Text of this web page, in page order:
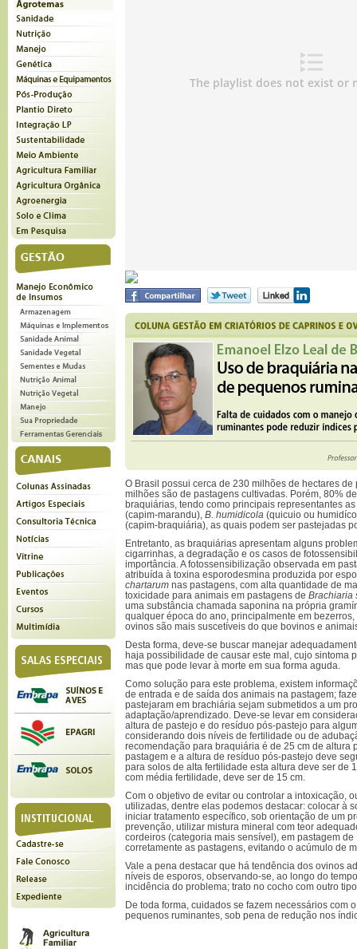
O Brasil possui cerca de 230 milhões de hectares
milhões são de pastagens cultivadas. Porém, 80%
braquiárias, tendo como principais representantes as
(capim-marandu), B. humidicola (quicuio ou
(capim-braquiária), as quais podem ser pastejadas
Entretanto, as braquiárias apresentam alguns
cigarrinhas, a degradação e os casos de
importância. A fotossensibilização observada em
atribuída à toxina esporodesmina produzida por
chartarum nas pastagens, com alta quantidade de
toxicidade para animais em pastagens de Brachiaria
uma substância chamada saponina na própria
qualquer época do ano, principalmente em
ovinos são mais suscetíveis do que bovinos e
Desta forma, deve-se buscar manejar
haja possibilidade de causar este mal, cujo sintoma
mas que pode levar à morte em sua forma aguda.
Como solução para este problema, existem
de entrada e de saída dos animais na pastagem;
pastejaram em brachiária sejam submetidos a um
adaptação/aprendizado. Deve-se levar em
altura de pastejo e do resíduo pós-pastejo para
considerando dois níveis de fertilidade ou de
recomendação para braquiária é de 25 cm de altura
pastagem e a altura de resíduo pós-pastejo deve
para solos de alta fertilidade esta altura deve ser de
com média fertilidade, deve ser de 15 cm.
Com o objetivo de evitar ou controlar a intoxicação,
utilizadas, dentre elas podemos destacar: colocar à
iniciar tratamento específico, sob orientação de um
prevenção, utilizar mistura mineral com teor
cordeiros (categoria mais sensível), em pastagem
corretamente as pastagens, evitando o acúmulo de
Vale a pena destacar que há tendência dos ovinos
níveis de esporos, observando-se, ao longo do
incidência do problema; trato no cocho com outro
De toda forma, cuidados se fazem necessários com
pequenos ruminantes, sob pena de redução nos